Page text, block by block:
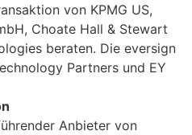
von KPMG US,
Choate Hall & Stewart
beraten. Die eversign
Partners und EY
Anbieter von